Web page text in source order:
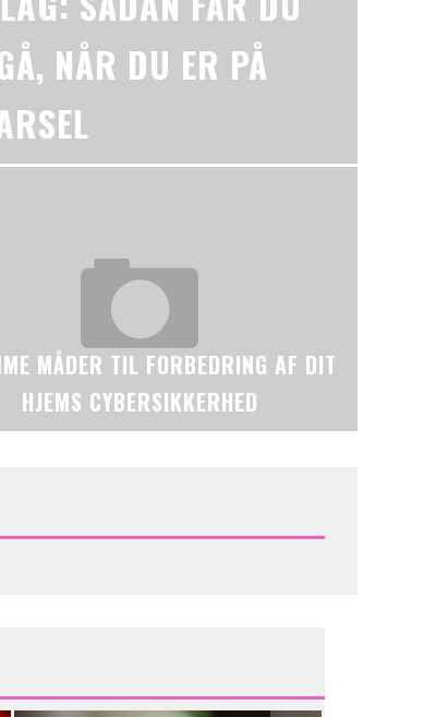
NÅR DU ER PÅ
MÅDER TIL FORBEDRING AF DIT
HJEMS CYBERSIKKERHED